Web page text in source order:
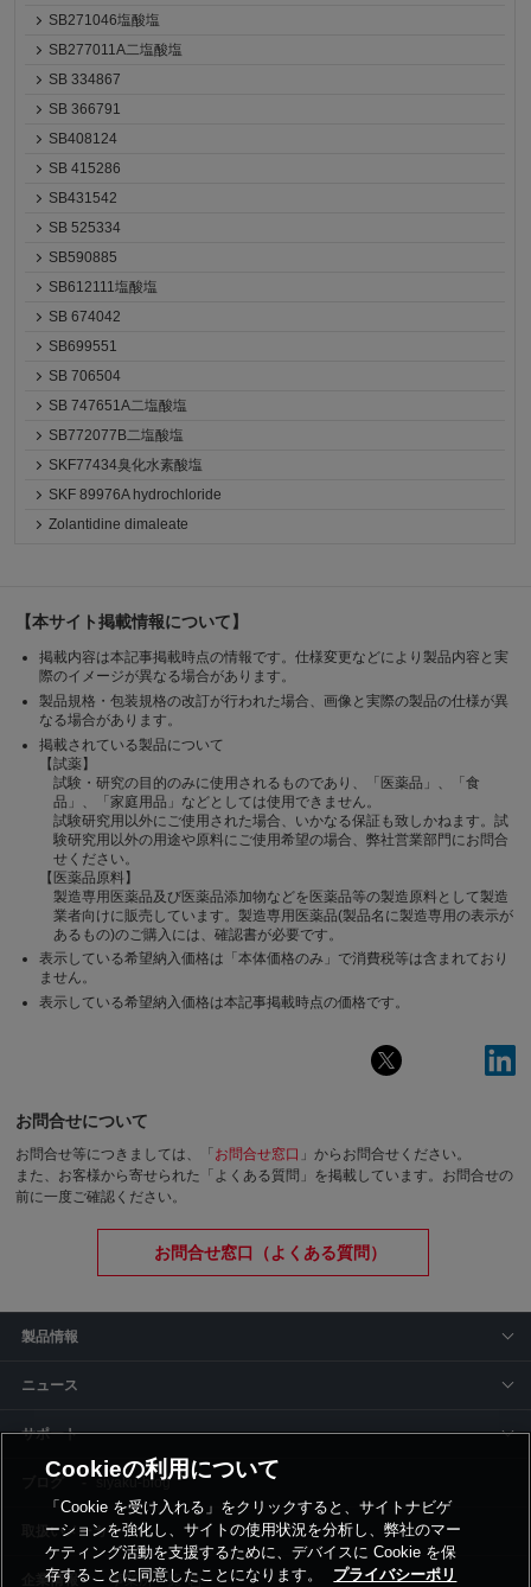
SB271046塩酸塩
SB277011A二塩酸塩
SB 334867
SB 366791
SB408124
SB 415286
SB431542
SB 525334
SB590885
SB612111塩酸塩
SB 674042
SB699551
SB 706504
SB 747651A二塩酸塩
SB772077B二塩酸塩
SKF77434臭化水素酸塩
SKF 89976A hydrochloride
Zolantidine dimaleate
【本サイト掲載情報について】
掲載内容は本記事掲載時点の情報です。仕様変更などにより製品内容と実
際のイメージが異なる場合があります。
製品規格・包装規格の改訂が行われた場合、画像と実際の製品の仕様が異
なる場合があります。
掲載されている製品について
【試薬】
試験・研究の目的のみに使用されるものであり、「医薬品」、「食
品」、「家庭用品」などとしては使用できません。
試験研究用以外にご使用された場合、いかなる保証も致しかねます。試
験研究用以外の用途や原料にご使用希望の場合、弊社営業部門にお問合
せください。
【医薬品原料】
製造専用医薬品及び医薬品添加物などを医薬品等の製造原料として製造
業者向けに販売しています。製造専用医薬品(製品名に製造専用の表示が
あるもの)のご購入には、確認書が必要です。
表示している希望納入価格は「本体価格のみ」で消費税等は含まれており
ません。
表示している希望納入価格は本記事掲載時点の価格です。
お問合せについて
お問合せ等につきましては、「 お問合せ窓口 」からお問合せください。
また、お客様から寄せられた「よくある質問」を掲載しています。お問合せの
前に一度ご確認ください。
お問合せ窓口（よくある質問）
製品情報
ニュース
サポート
siyaku-blog
取扱いメーカー
事業所一覧
Cookieの利用について
「Cookie を受け入れる」をクリックすると、サイトナビゲ
ーションを強化し、サイトの使用状況を分析し、弊社のマー
ケティング活動を支援するために、デバイスに Cookie を保
存することに同意したことになります。
プライバシーポリ